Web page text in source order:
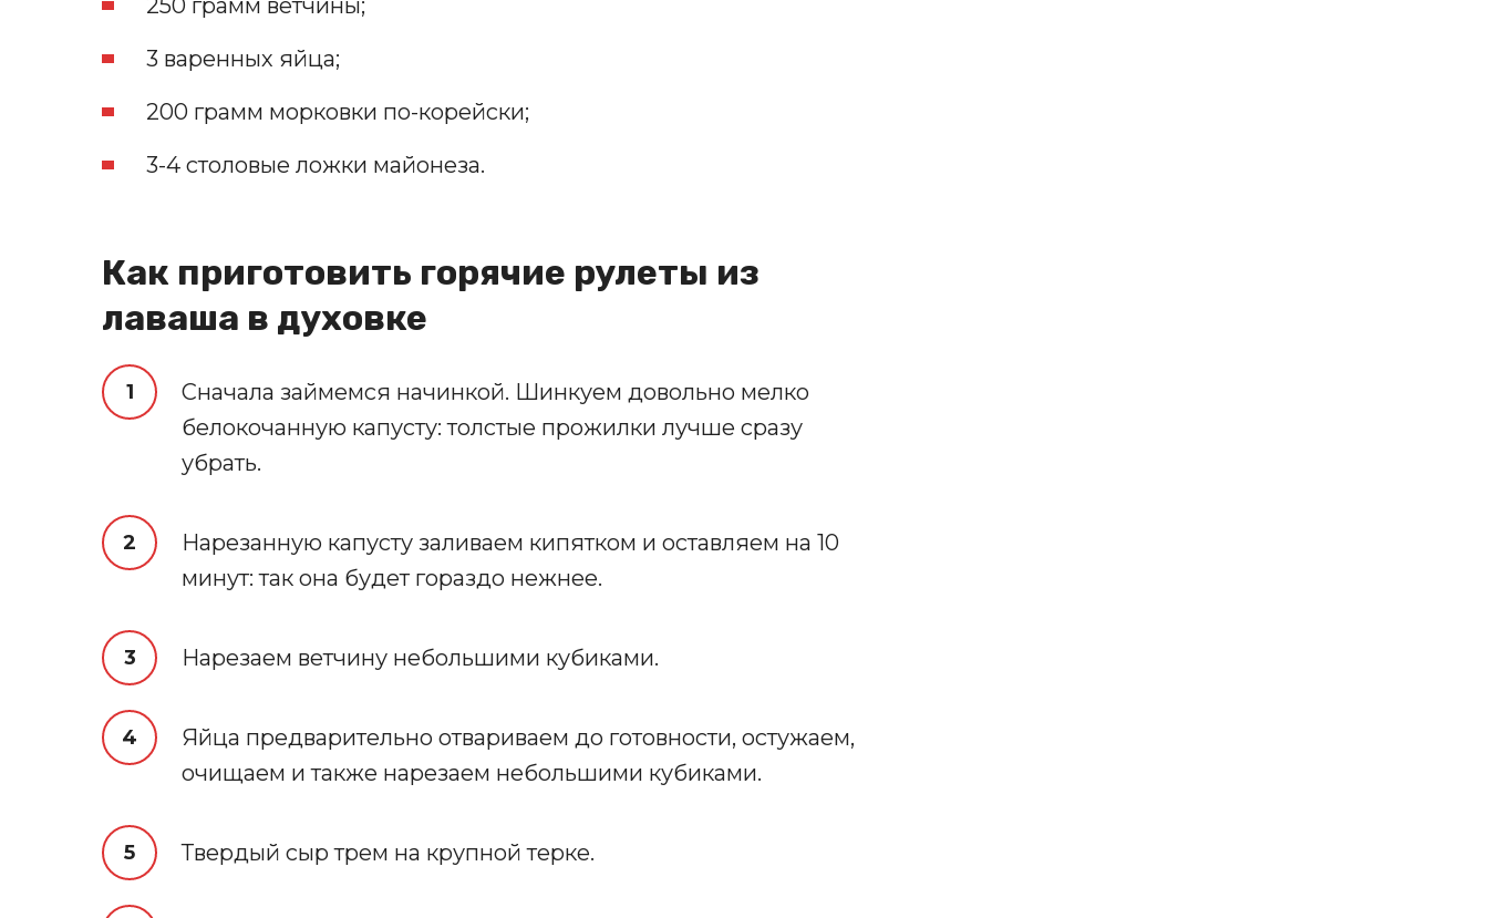
250 грамм ветчины;
3 варенных яйца;
200 грамм морковки по-корейски;
3-4 столовые ложки майонеза.
Как приготовить горячие рулеты из
лаваша в духовке
Сначала займемся начинкой. Шинкуем довольно мелко
белокочанную капусту: толстые прожилки лучше сразу
убрать.
Нарезанную капусту заливаем кипятком и оставляем на 10
минут: так она будет гораздо нежнее.
Нарезаем ветчину небольшими кубиками.
Яйца предварительно отвариваем до готовности, остужаем,
очищаем и также нарезаем небольшими кубиками.
Твердый сыр трем на крупной терке.